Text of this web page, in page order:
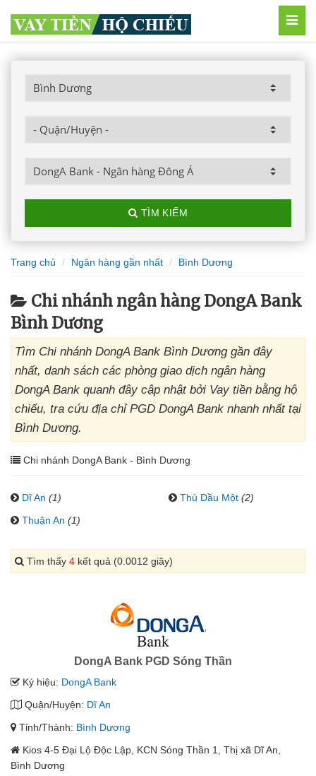
TÌM KIẾM
Trang chủ Ngân hàng gần nhất Bình Dương
Chi nhánh ngân hàng DongA Bank
Bình Dương
Tìm Chi nhánh DongA Bank Bình Dương gần đây
nhất, danh sách các phòng giao dịch ngân hàng
DongA Bank quanh đây cập nhật bởi Vay tiền bằng hộ
chiếu, tra cứu địa chỉ PGD DongA Bank nhanh nhất tại
Bình Dương.
Chi nhánh DongA Bank - Bình Dương
Dĩ An (1) Thủ Dầu Một (2)
Thuận An (1)
Tìm thấy 4 kết quả (0.0012 giây)
DongA Bank PGD Sóng Thần
Ký hiệu: DongA Bank
Quận/Huyện: Dĩ An
Tỉnh/Thành: Bình Dương
Kios 4-5 Đại Lộ Độc Lập, KCN Sóng Thần 1, Thị xã Dĩ An,
Bình Dương